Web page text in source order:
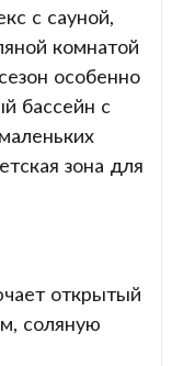
с сауной,
комнатой
особенно
бассейн с
зона для
открытый
соляную